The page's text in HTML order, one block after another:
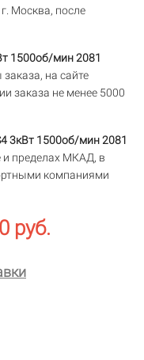
Москва, после
1500об/мин 2081
на сайте
заказа не менее 5000
3кВт 1500об/мин 2081
и пределах МКАД, в
компаниями
руб.